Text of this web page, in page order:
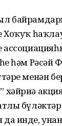
Хоҡуҡ
һәм
менән
хәйриә
инде,